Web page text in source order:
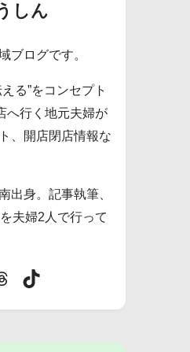
しん
ブログです。
る”をコンセプト
へ行く地元夫婦が
、開店閉店情報な
出身。記事執筆、
夫婦2人で行って